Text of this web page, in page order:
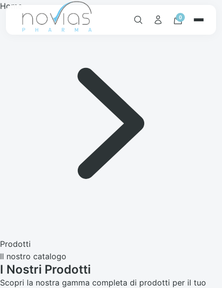
0
Home
Prodotti
Il nostro catalogo
I Nostri Prodotti
Scopri la nostra gamma completa di prodotti per il tuo